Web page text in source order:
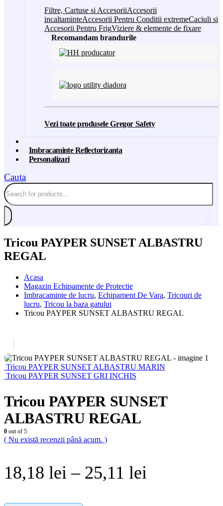
Filtre, Cartuse si AccesoriiAccesorii
incaltaminteAccesorii Pentru Conditii extremeCaciuli si
Accesorii Pentru FrigViziere & elemente de fixare
Recomandam brandurile
Vezi toate produsele Gregor Safety
Imbracaminte Reflectorizanta
Personalizari
Cauta
Tricou PAYPER SUNSET ALBASTRU
REGAL
Acasa
Magazin Echipamente de Protectie
Imbracaminte de lucru, Echipament De Vara, Tricouri de
lucru, Tricou la baza gatului
Tricou PAYPER SUNSET ALBASTRU REGAL
Tricou PAYPER SUNSET ALBASTRU MARIN
Tricou PAYPER SUNSET GRI INCHIS
Tricou PAYPER SUNSET
ALBASTRU REGAL
0 out of 5
( Nu există recenzii până acum. )
18,18 lei – 25,11 lei